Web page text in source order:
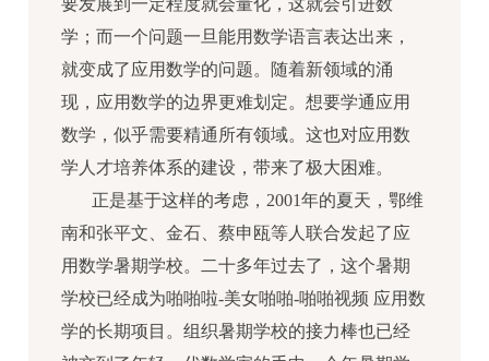
学；而一个问题一旦能用数学语言表达出来，
就变成了应用数学的问题。随着新领域的涌
现，应用数学的边界更难划定。想要学通应用
数学，似乎需要精通所有领域。这也对应用数
学人才培养体系的建设，带来了极大困难。
正是基于这样的考虑，2001年的夏天，鄂维
南和张平文、金石、蔡申瓯等人联合发起了应
用数学暑期学校。二十多年过去了，这个暑期
学校已经成为啪啪啦-美女啪啪-啪啪视频 应用数
学的长期项目。组织暑期学校的接力棒也已经